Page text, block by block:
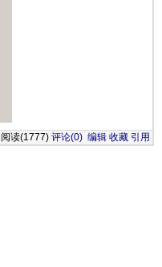
阅读(1777) 评论(0) 编辑 收藏 引用